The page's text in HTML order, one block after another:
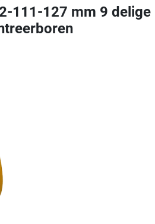
111-127 mm 9 delige